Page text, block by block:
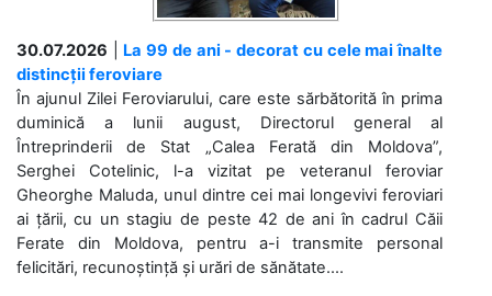
30.07.2026
La 99 de ani - decorat cu cele mai înalte
distincții feroviare
În ajunul Zilei Feroviarului, care este sărbătorită în prima
duminică a lunii august, Directorul general al
Întreprinderii de Stat „Calea Ferată din Moldova”,
Serghei Cotelinic, l-a vizitat pe veteranul feroviar
Gheorghe Maluda, unul dintre cei mai longevivi feroviari
ai țării, cu un stagiu de peste 42 de ani în cadrul Căii
Ferate din Moldova, pentru a-i transmite personal
felicitări, recunoștință și urări de sănătate....